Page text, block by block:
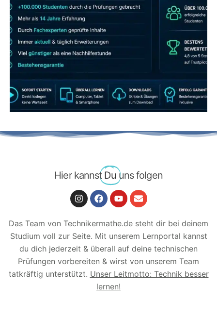
LERNEN
Hier kannst Du uns folgen
Das Team von Technikermathe.de steht dir bei deinem
Studium voll zur Seite. Mit unserem Lernportal kannst
du dich jederzeit & überall auf deine technischen
Prüfungen vorbereiten & wirst von unserem Team
tatkräftig unterstützt. Unser Leitmotto: Technik besser
lernen!